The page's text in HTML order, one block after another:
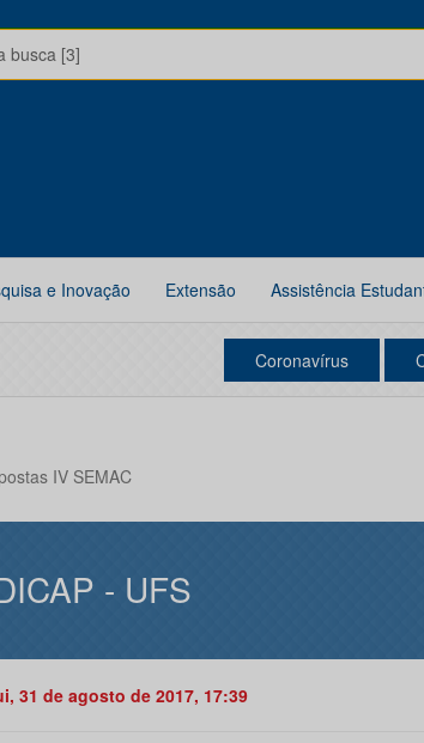
busca [3]
e Inovação Extensão Assistência
Coronavírus
IV SEMAC
- UFS
31 de agosto de 2017, 17:39